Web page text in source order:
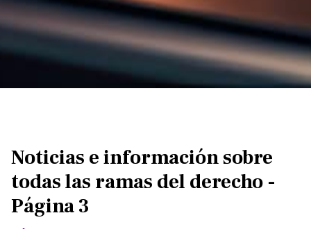
Noticias e información sobre
todas las ramas del derecho -
Página 3